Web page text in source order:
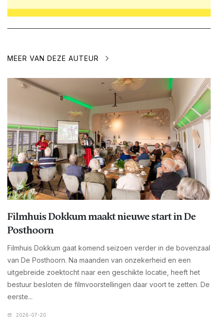
MEER VAN DEZE AUTEUR
Filmhuis Dokkum maakt nieuwe start in De
Posthoorn
Filmhuis Dokkum gaat komend seizoen verder in de bovenzaal
van De Posthoorn. Na maanden van onzekerheid en een
uitgebreide zoektocht naar een geschikte locatie, heeft het
bestuur besloten de filmvoorstellingen daar voort te zetten. De
eerste...
2026-07-20